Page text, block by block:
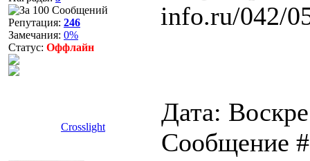
Репутация: 246
Замечания: 0%
Статус: Оффлайн
info.ru/042/
Crosslight
Дата:
Сообщение